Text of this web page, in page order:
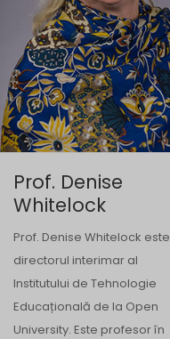
Prof. Denise
Whitelock
Prof. Denise Whitelock este
directorul interimar al
Institutului de Tehnologie
Educațională de la Open
University. Este profesor în